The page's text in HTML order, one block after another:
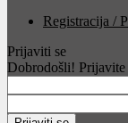
Registracija /
Prijaviti se
Dobrodošli! Prijavite